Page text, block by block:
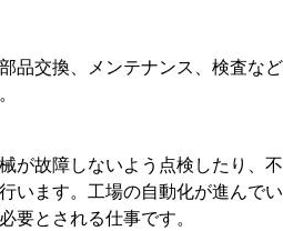
品交換、メンテナンス、検査な
が故障しないよう点検したり、
います。工場の自動化が進んで
要とされる仕事です。